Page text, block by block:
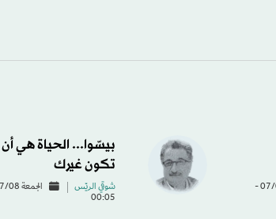
الجمعة 07/08 -
بيسّوا... الحياة هي أن
تكون غيرك
شوقي الريّس
00:05